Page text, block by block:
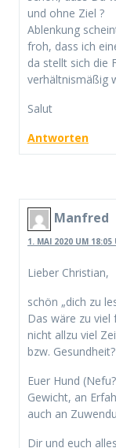
und ohne Ziel ?
Ablenkung
froh, dass ich
da stellt sich die
verhältnismäßig
Salut
Antworten
Manfred
1. MAI 2020 UM 18:05
Lieber Christian,
schön „dich zu
Das wäre zu viel
nicht allzu viel
bzw.
Euer Hund
Gewicht, an
auch an
Dir und euch